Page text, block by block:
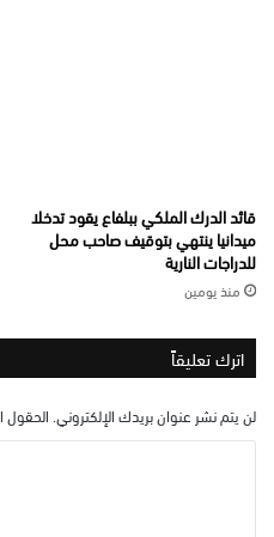
قائد الدرك الملكي ببلفاع يقود تدخلا
ميدانيا ينتهي بتوقيف صاحب محل
للدراجات النارية
منذ يومين
اترك تعليقاً
لن يتم نشر عنوان بريدك الإلكتروني. الحقول